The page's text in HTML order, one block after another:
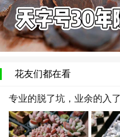
花友们都在看
专业的脱了坑，业余的入